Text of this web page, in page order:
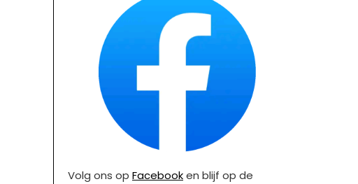
Volg ons op Facebooken blijf op de